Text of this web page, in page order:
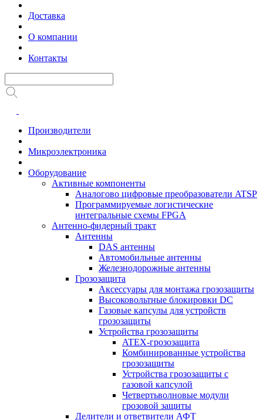
Доставка
О компании
Контакты
Производители
Микроэлектроника
Оборудование
Активные компоненты
Аналогово цифровые преобразователи ATSP
Программируемые логистические
интегральные схемы FPGA
Антенно-фидерный тракт
Антенны
DAS антенны
Автомобильные антенны
Железнодорожные антенны
Грозозащита
Аксессуары для монтажа грозозащиты
Высоковольтные блокировки DC
Газовые капсулы для устройств
грозозащиты
Устройства грозозащиты
ATEX-грозозащита
Комбинированные устройства
грозозащиты
Устройства грозозащиты с
газовой капсулой
Четвертьволновые модули
грозовой защиты
Делители и ответвители АФТ